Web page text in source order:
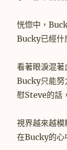
恍惚中，
Bucky已經什
看著眼淚混著
Bucky只能努
慰Steve的話
視界越來越
在Bucky的心